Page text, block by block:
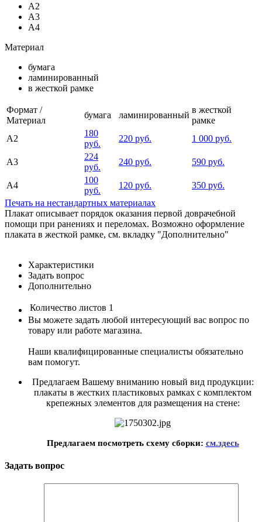
А2
А3
А4
Материал
бумага
ламинированный
в жесткой рамке
Формат /
Материал
бумага ламинированный
в жесткой
рамке
А2
180
руб.
220 руб. 1 000 руб.
А3
224
руб.
240 руб. 590 руб.
А4
100
руб.
120 руб.
350 руб.
Печать на нестандартных материалах
Плакат описывает порядок оказания первой доврачебной
помощи при ранениях и переломах. Возможно оформление
плаката в жесткой рамке, см. вкладку "Дополнительно"
Характеристики
Задать вопрос
Дополнительно
Количество листов 1
Вы можете задать любой интересующий вас вопрос по
товару или работе магазина.
Наши квалифицированные специалисты обязательно
вам помогут.
Предлагаем Вашему вниманию новый вид продукции:
плакаты в жестких пластиковых рамках с комплектом
крепежных элементов для размещения на стене:
Предлагаем посмотреть схему сборки: см.здесь
Задать вопрос